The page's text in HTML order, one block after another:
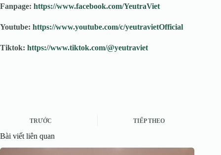
Fanpage: https://www.facebook.com/YeutraViet
Youtube: https://www.youtube.com/c/yeutravietOfficial
Tiktok: https://www.tiktok.com/@yeutraviet
TRƯỚC TIẾP THEO
Bài viết liên quan